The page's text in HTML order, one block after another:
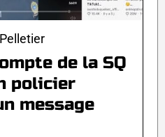
de la SQ
policier
message